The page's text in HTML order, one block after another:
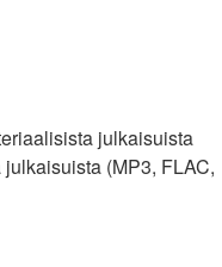
julkaisuista
(MP3, FLAC,